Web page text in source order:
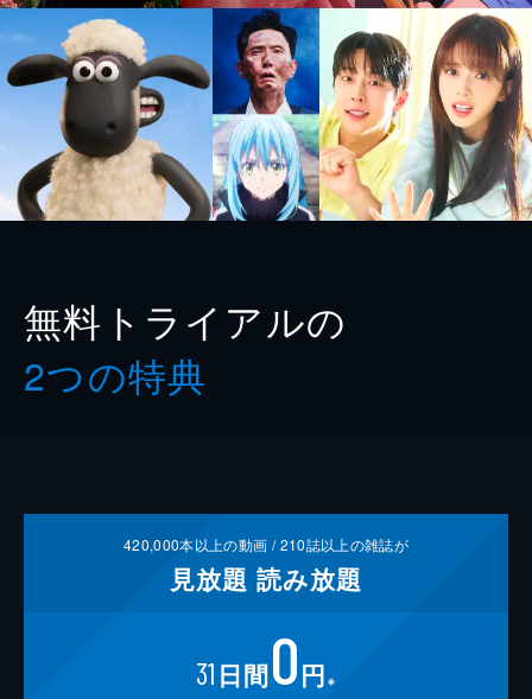
無料トライアルの
2つの特典
420,000本以上の動画 /210誌以上の雑誌が
見放題 読み放題
31 日間0円 ※